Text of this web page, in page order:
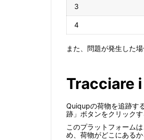
3
4
また、問題が発生した
Tracciare
Quiqupの荷物を追跡す
跡」ボタンをクリック
このプラットフォーム
め、荷物がどこにある